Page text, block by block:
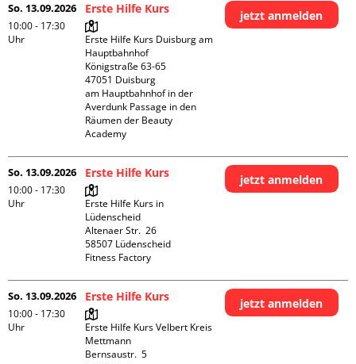
So. 13.09.2026
10:00 - 17:30
Uhr
Erste Hilfe Kurs
Erste Hilfe Kurs Duisburg am
Hauptbahnhof
Königstraße 63-65
47051 Duisburg
am Hauptbahnhof in der
Averdunk Passage in den
Räumen der Beauty
Academy
jetzt anmelden
So. 13.09.2026
10:00 - 17:30
Uhr
Erste Hilfe Kurs
Erste Hilfe Kurs in
Lüdenscheid
Altenaer Str.  26
58507 Lüdenscheid
Fitness Factory
jetzt anmelden
So. 13.09.2026
10:00 - 17:30
Uhr
Erste Hilfe Kurs
Erste Hilfe Kurs Velbert Kreis
Mettmann
Bernsaustr.  5
jetzt anmelden